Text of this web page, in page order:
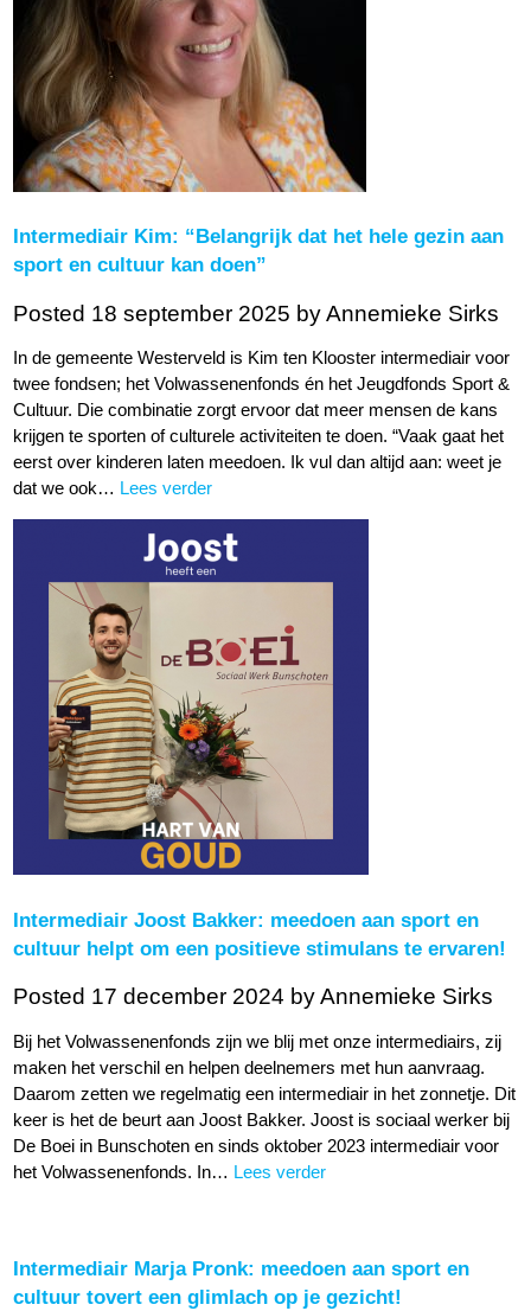
Intermediair Kim: “Belangrijk dat het hele gezin aan
sport en cultuur kan doen”
Posted 18 september 2025 by Annemieke Sirks
In de gemeente Westerveld is Kim ten Klooster intermediair voor
twee fondsen; het Volwassenenfonds én het Jeugdfonds Sport &
Cultuur. Die combinatie zorgt ervoor dat meer mensen de kans
krijgen te sporten of culturele activiteiten te doen. “Vaak gaat het
eerst over kinderen laten meedoen. Ik vul dan altijd aan: weet je
dat we ook… Lees verder
Intermediair Joost Bakker: meedoen aan sport en
cultuur helpt om een positieve stimulans te ervaren!
Posted 17 december 2024 by Annemieke Sirks
Bij het Volwassenenfonds zijn we blij met onze intermediairs, zij
maken het verschil en helpen deelnemers met hun aanvraag.
Daarom zetten we regelmatig een intermediair in het zonnetje. Dit
keer is het de beurt aan Joost Bakker. Joost is sociaal werker bij
De Boei in Bunschoten en sinds oktober 2023 intermediair voor
het Volwassenenfonds. In… Lees verder
Intermediair Marja Pronk: meedoen aan sport en
cultuur tovert een glimlach op je gezicht!